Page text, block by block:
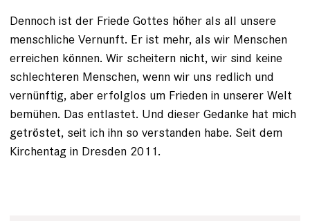
Dennoch ist der Friede Gottes höher als all unsere
menschliche Vernunft. Er ist mehr, als wir Menschen
erreichen können. Wir scheitern nicht, wir sind keine
schlechteren Menschen, wenn wir uns redlich und
vernünftig, aber erfolglos um Frieden in unserer Welt
bemühen. Das entlastet. Und ­dieser Gedanke hat mich
getröstet, seit ich ihn so verstanden habe. Seit dem
Kirchentag in Dresden 2011.